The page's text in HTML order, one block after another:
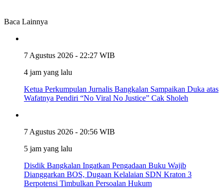
Baca Lainnya
7 Agustus 2026 - 22:27 WIB
4 jam yang lalu
Ketua Perkumpulan Jurnalis Bangkalan Sampaikan Duka atas
Wafatnya Pendiri “No Viral No Justice” Cak Sholeh
7 Agustus 2026 - 20:56 WIB
5 jam yang lalu
Disdik Bangkalan Ingatkan Pengadaan Buku Wajib
Dianggarkan BOS, Dugaan Kelalaian SDN Kraton 3
Berpotensi Timbulkan Persoalan Hukum